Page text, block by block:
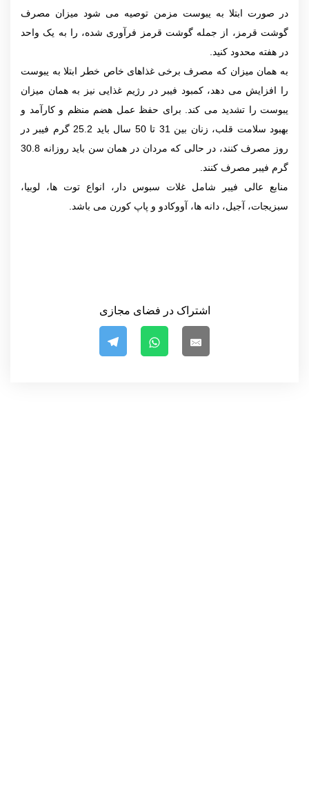
در صورت ابتلا به یبوست مزمن توصیه می شود میزان مصرف
گوشت قرمز، از جمله گوشت قرمز فرآوری شده، را به یک واحد
در هفته محدود کنید.
به همان میزان که مصرف برخی غذاهای خاص خطر ابتلا به یبوست
را افزایش می دهد، کمبود فیبر در رژیم غذایی نیز به همان میزان
یبوست را تشدید می کند. برای حفظ عمل هضم منظم و کارآمد و
بهبود سلامت قلب، زنان بین 31 تا 50 سال باید 25.2 گرم فیبر در
روز مصرف کنند، در حالی که مردان در همان سن باید روزانه 30.8
گرم فیبر مصرف کنند.
منابع عالی فیبر شامل غلات سبوس دار، انواع توت ها، لوبیا،
سبزیجات، آجیل، دانه ها، آووکادو و پاپ کورن می باشد.
اشتراک در فضای مجازی